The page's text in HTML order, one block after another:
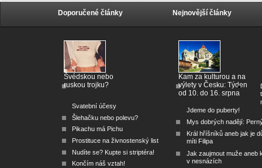
Doporučené články
Švédskou nebo
ruskou trojku?
Svatební účesy
Šlehačku nebo polevu?
Pikachu má Pichu
Prostituce na živnostenský list
Nudíte se? Kupte si striptéra!
Končím náš vztah!
Nejnovější články
Kam za kulturou a na
výlety v Česku: Týden
od 10. do 16. srpna
Jdeme do puberty!
Mys dobrých nadějí:
Král hříšníků aneb jak je
míti Filipa
Jak zaujmout muže aneb
v nesnázích